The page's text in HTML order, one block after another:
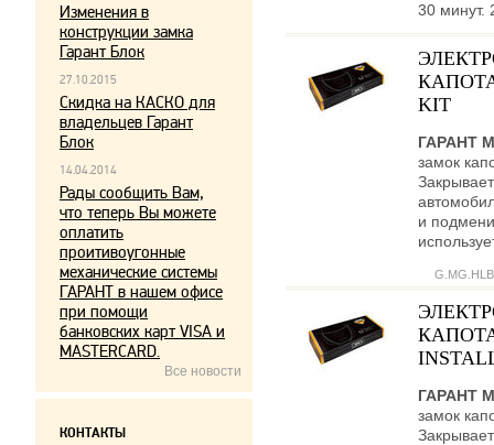
30 минут.
KIT
ГАРАНТ
замок
и
ГАРАНТ
замок
Изменения в
конструкции замка
Гарант Блок
27.10.2015
Скидка на КАСКО для
владельцев Гарант
Блок
14.04.2014
Рады сообщить Вам,
что теперь Вы можете
оплатить
проитивоугонные
механические системы
ГАРАНТ в нашем офисе
при помощи
банковских карт VISA и
MASTERCARD.
Все новости
КОНТАКТЫ